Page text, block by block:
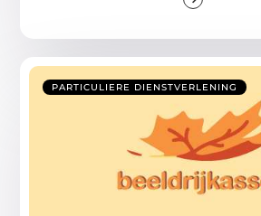
PARTICULIERE DIENSTVERLENING